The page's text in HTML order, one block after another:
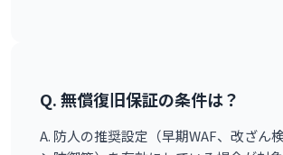
Q. 無償復旧保証の条件は？
A. 防人の推奨設定（早期WAF、改ざん